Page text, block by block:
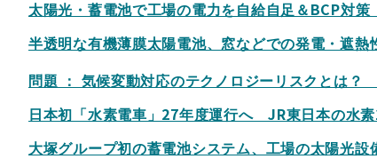
太陽光・蓄電池で工場の電力を自給自足＆BCP対
半透明な有機薄膜太陽電池、窓などでの発電・遮
問題 ： 気候変動対応のテクノロジーリスクとは？
日本初「水素電車」27年度運行へ JR東日本の水
大塚グループ初の蓄電池システム、工場の太陽光